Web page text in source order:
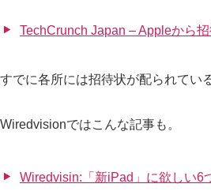
TechCrunch Japan – Appleから
すでに各所には招待状が配られてい
Wiredvisionではこんな記事も。
Wiredvisin:「新iPad」に欲しい6